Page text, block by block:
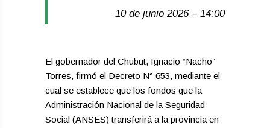
10 de junio 2026 – 14:00
El gobernador del Chubut, Ignacio “Nacho”
Torres, firmó el Decreto N° 653, mediante el
cual se establece que los fondos que la
Administración Nacional de la Seguridad
Social (ANSES) transferirá a la provincia en